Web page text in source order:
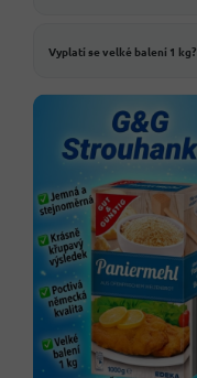
Vyplatí se velké balení 1 kg?